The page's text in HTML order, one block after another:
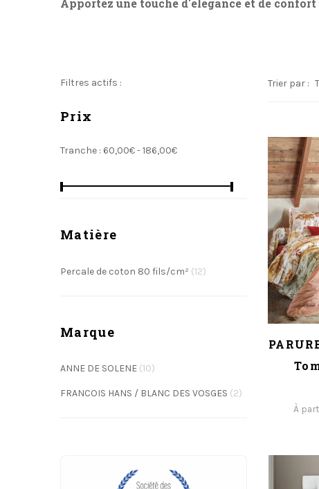
Apportez une touche d'élégance et de
Filtres actifs :
Prix
Tranche : 60,00€ - 186,00€
Matière
Percale de coton 80 fils/cm² (12)
Marque
ANNE DE SOLENE (10)
FRANCOIS HANS / BLANC DES VOSGES (2)
Trier par :
À